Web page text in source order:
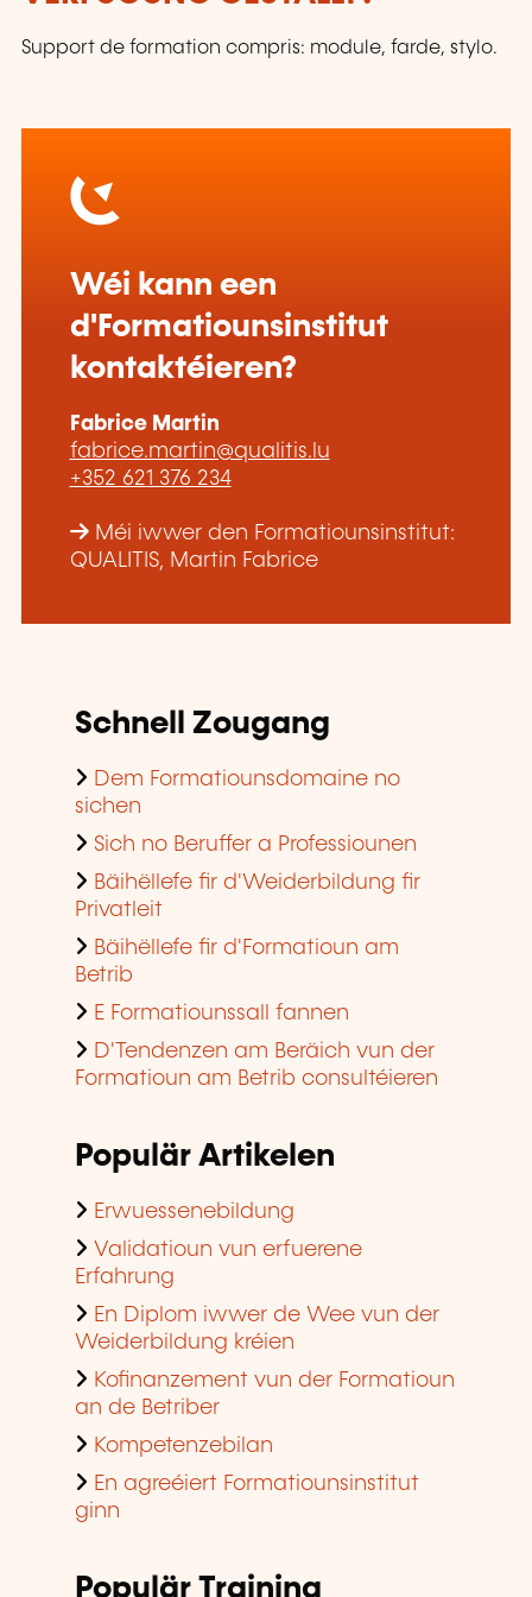
Support de formation compris: module, farde, stylo.
Wéi kann een
d'Formatiounsinstitut
kontaktéieren?
Fabrice Martin
fabrice.martin@qualitis.lu
+352 621 376 234
Méi iwwer den Formatiounsinstitut:
QUALITIS, Martin Fabrice
Schnell Zougang
Dem Formatiounsdomaine no
sichen
Sich no Beruffer a Professiounen
Bäihëllefe fir d'Weiderbildung fir
Privatleit
Bäihëllefe fir d'Formatioun am
Betrib
E Formatiounssall fannen
D'Tendenzen am Beräich vun der
Formatioun am Betrib consultéieren
Populär Artikelen
Erwuessenebildung
Validatioun vun erfuerene
Erfahrung
En Diplom iwwer de Wee vun der
Weiderbildung kréien
Kofinanzement vun der Formatioun
an de Betriber
Kompetenzebilan
En agreéiert Formatiounsinstitut
ginn
Populär Training